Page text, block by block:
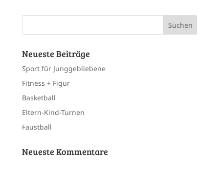
Neueste Beiträge
Sport für Junggebliebene
Fitness + Figur
Basketball
Eltern-Kind-Turnen
Faustball
Neueste Kommentare